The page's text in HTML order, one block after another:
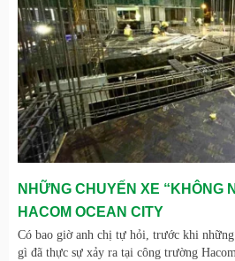
NHỮNG CHUYẾN XE “KHÔNG
HACOM OCEAN CITY
Có bao giờ anh chị tự hỏi, trước khi
gì đã thực sự xảy ra tại công trường